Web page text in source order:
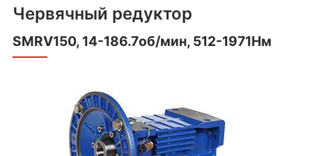
Червячный редуктор
SMRV150, 14-186.7об/мин, 512-1971Нм